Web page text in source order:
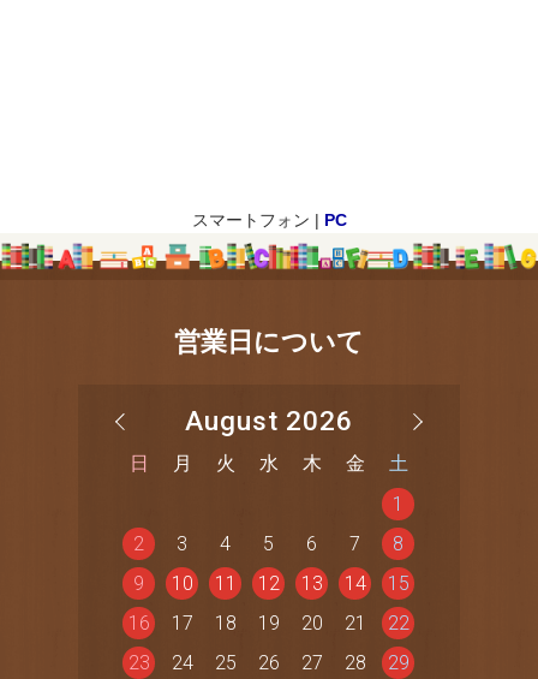
スマートフォン | PC
営業日について
August 2026
日 月 火 水 木 金
土
1
2
3 4 5 6 7
8
9
10 11 12 13 14
15
16
17 18 19 20 21
22
23
24 25 26 27 28
29